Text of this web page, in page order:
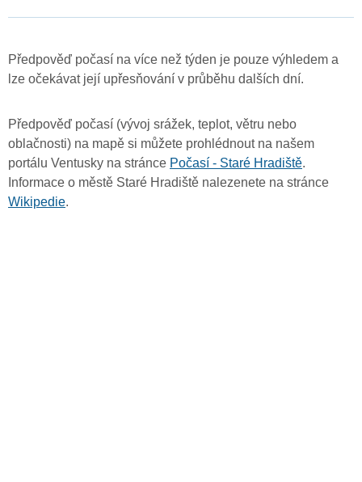
Předpověď počasí na více než týden je pouze výhledem a
lze očekávat její upřesňování v průběhu dalších dní.
Předpověď počasí (vývoj srážek, teplot, větru nebo
oblačnosti) na mapě si můžete prohlédnout na našem
portálu Ventusky na stránce Počasí - Staré Hradiště.
Informace o městě Staré Hradiště nalezenete na stránce
Wikipedie.